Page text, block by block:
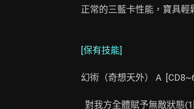
正常的三藍卡性能，寶具
[保有技能]
幻術（奇想天外） A